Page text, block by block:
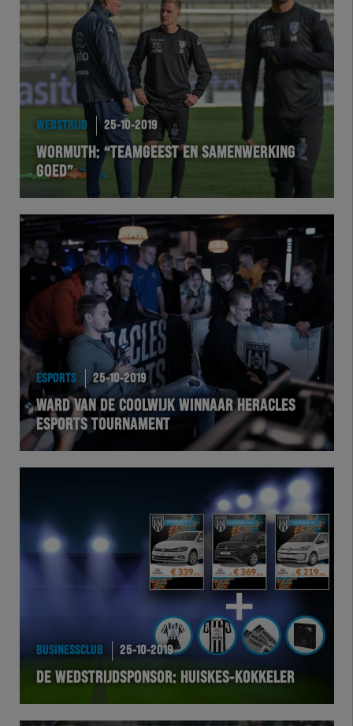
Team Zwart Wit
Futsal
eSports
WEDSTRIJD 25-10-2019
WORMUTH: “TEAMGEEST EN SAMENWERKING
GOED”
ESPORTS 25-10-2019
WARD VAN DE COOLWIJK WINNAAR HERACLES
ESPORTS TOURNAMENT
BUSINESSCLUB 25-10-2019
DE WEDSTRIJDSPONSOR: HUISKES-KOKKELER